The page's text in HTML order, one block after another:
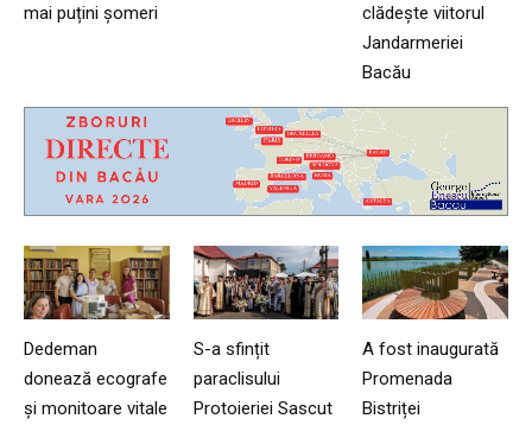
mai puțini șomeri
clădește viitorul
Jandarmeriei
Bacău
Dedeman
donează ecografe
și monitoare vitale
S-a sfințit
paraclisului
Protoieriei Sascut
A fost inaugurată
Promenada
Bistriței